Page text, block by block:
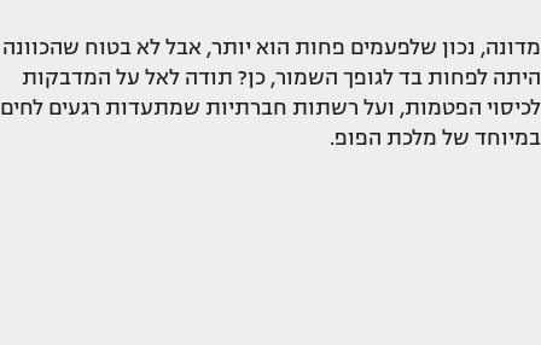
מדונה, נכון שלפעמים פחות הוא יותר, אבל לא בטוח שהכוונה
היתה לפחות בד לגופך השמור, כן? תודה לאל על המדבקות
לכיסוי הפטמות, ועל רשתות חברתיות שמתעדות רגעים לחים
במיוחד של מלכת הפופ.